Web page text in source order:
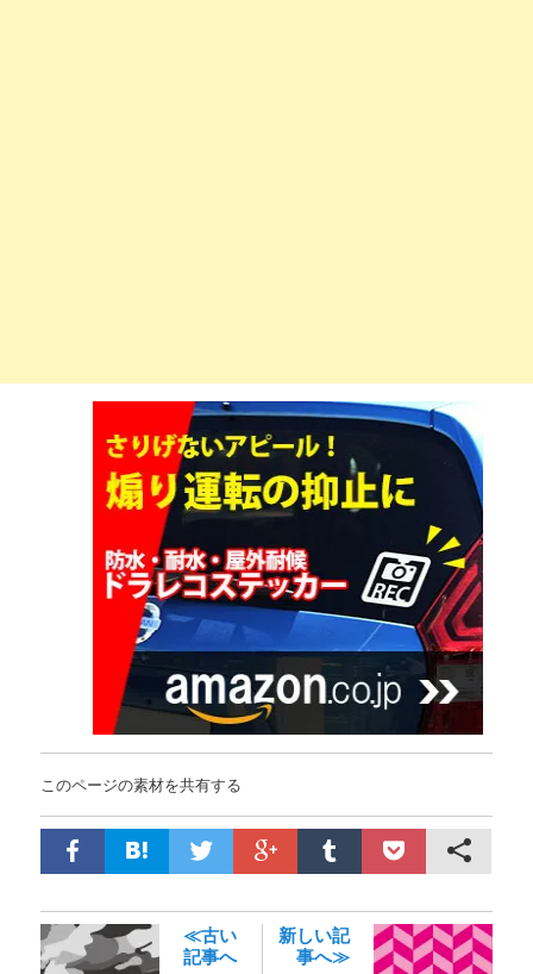
このページの素材を共有する
≪古い
記事へ
新しい記
事へ≫